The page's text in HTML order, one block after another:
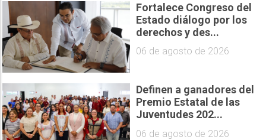
Fortalece Congreso del
Estado diálogo por los
derechos y des...
06 de agosto de 2026
Definen a ganadores del
Premio Estatal de las
Juventudes 202...
06 de agosto de 2026